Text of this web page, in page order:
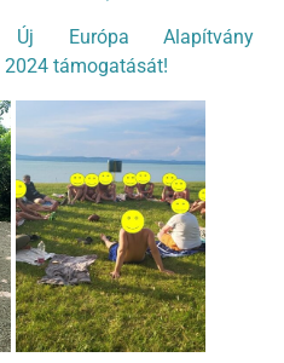
Európa Alapítvány
2024 támogatását!